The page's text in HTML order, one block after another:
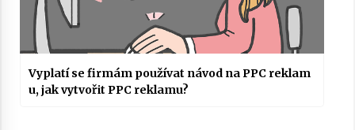
Vyplatí se firmám používat návod na PPC reklam
u, jak vytvořit PPC reklamu?